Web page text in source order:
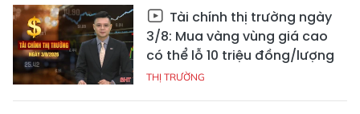
Tài chính thị trường ngày
3/8: Mua vàng vùng giá cao
có thể lỗ 10 triệu đồng/lượng
THỊ TRƯỜNG